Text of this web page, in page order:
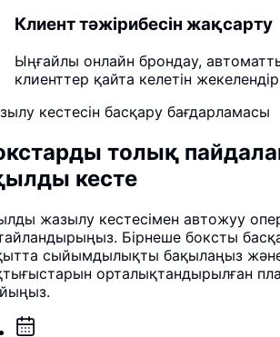
Клиент тәжірибесін жақсарту
Ыңғайлы онлайн брондау,
клиенттер қайта келетін
кестесін басқару бағдарламасы
толық
кесте
жазылу кестесімен автожуу
Бірнеше боксты
сыйымдылықты бақылаңыз
орталықтандырылған